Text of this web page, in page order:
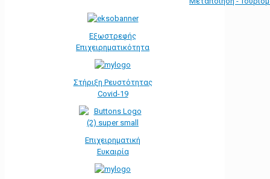
Εξωστρεφής
Επιχειρηματικότητα
Στήριξη Ρευστότητας
Covid-19
Επιχειρηματική
Ευκαιρία